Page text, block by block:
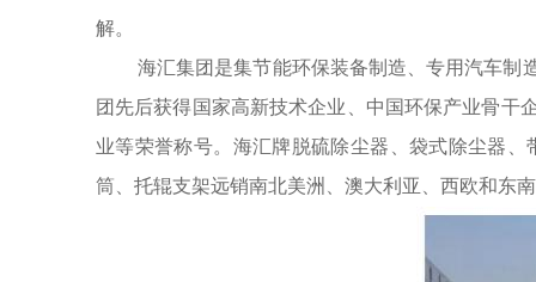
解。
海汇集团是集节能环保装备制造、专用汽车制
团先后获得国家高新技术企业、中国环保产业骨干
业等荣誉称号。海汇牌脱硫除尘器、袋式除尘器
筒、托辊支架远销南北美洲、澳大利亚、西欧和东